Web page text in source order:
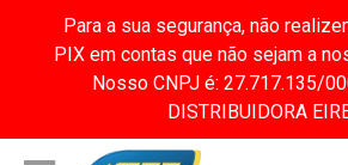
Para a sua segurança, não
PIX em contas que não sejam a
Nosso CNPJ é: 27.717.135/
DISTRIBUIDORA